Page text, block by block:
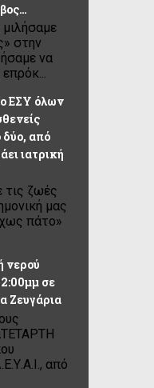
στην
να
ΕΣΥ όλων
δύο, από
ιατρική
τις ζωές
μας
πάτο»
νερού
σε
Ζευγάρια
από